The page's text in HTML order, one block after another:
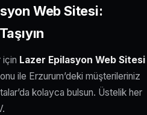
Web Sitesi:
için Lazer Epilasyon Web Sitesi
ile Erzurum’deki müşterileriniz
kolayca bulsun. Üstelik her